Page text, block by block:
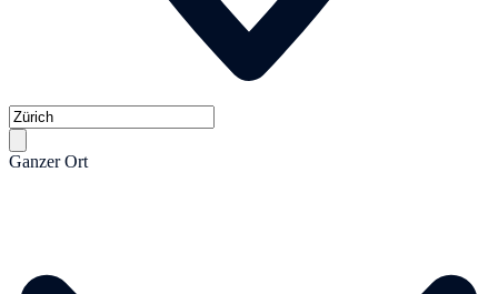
Ganzer Ort